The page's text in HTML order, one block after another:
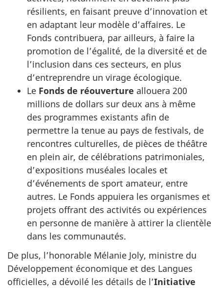
résilients, en faisant preuve d’innovation et
en adaptant leur modèle d’affaires. Le
Fonds contribuera, par ailleurs, à faire la
promotion de l’égalité, de la diversité et de
l’inclusion dans ces secteurs, en plus
d’entreprendre un virage écologique.
Le Fonds de réouverture allouera 200
millions de dollars sur deux ans à même
des programmes existants afin de
permettre la tenue au pays de festivals, de
rencontres culturelles, de pièces de théâtre
en plein air, de célébrations patrimoniales,
d’expositions muséales locales et
d’événements de sport amateur, entre
autres. Le Fonds appuiera les organismes et
projets offrant des activités ou expériences
en personne de manière à attirer la clientèle
dans les communautés.
De plus, l’honorable Mélanie Joly, ministre du
Développement économique et des Langues
officielles, a dévoilé les détails de l’Initiative